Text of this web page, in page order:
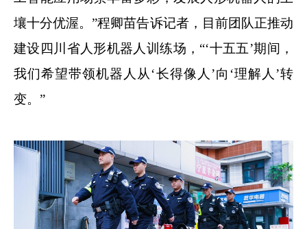
壤十分优渥。”程卿苗告诉记者，目前团队正推动
建设四川省人形机器人训练场，“‘十五五’期间，
我们希望带领机器人从‘长得像人’向‘理解人’转
变。”